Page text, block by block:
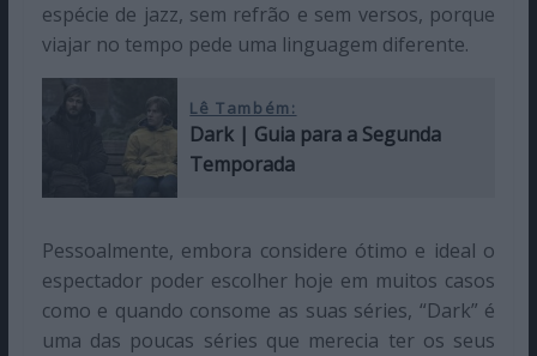
espécie de jazz, sem refrão e sem versos, porque
viajar no tempo pede uma linguagem diferente.
Lê Também:
Dark | Guia para a Segunda
Temporada
Pessoalmente, embora considere ótimo e ideal o
espectador poder escolher hoje em muitos casos
como e quando consome as suas séries, “Dark” é
uma das poucas séries que merecia ter os seus